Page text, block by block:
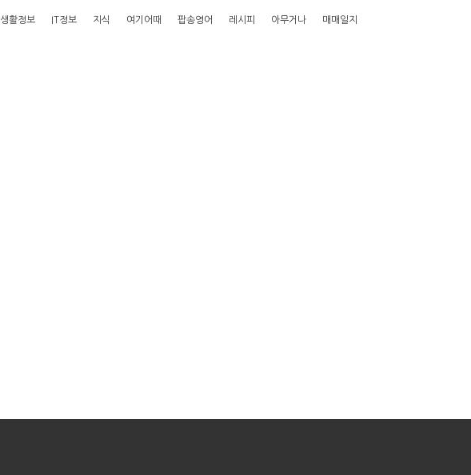
생활정보 IT정보 지식 여기어때 팝송영어 레시피 아무거나 매매일지